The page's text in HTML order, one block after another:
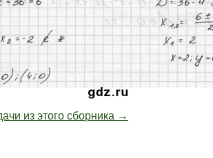
из этого сборника →